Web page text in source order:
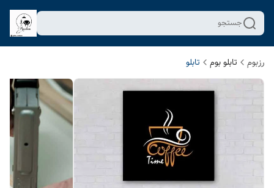
جستجو
رزبوم تابلو بوم تابلو